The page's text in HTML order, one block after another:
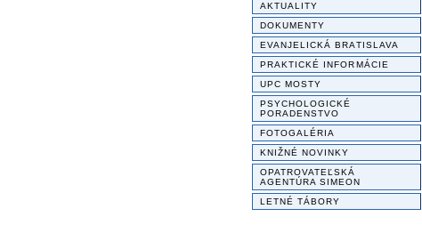
AKTUALITY
DOKUMENTY
EVANJELICKÁ BRATISLAVA
PRAKTICKÉ INFORMÁCIE
UPC MOSTY
PSYCHOLOGICKÉ
PORADENSTVO
FOTOGALÉRIA
KNIŽNÉ NOVINKY
OPATROVATEĽSKÁ
AGENTÚRA SIMEON
LETNÉ TÁBORY